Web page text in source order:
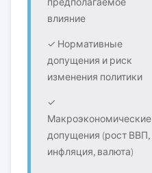
влияние
✓ Нормативные
допущения и риск
изменения политики
✓
Макроэкономические
допущения (рост ВВП,
инфляция, валюта)